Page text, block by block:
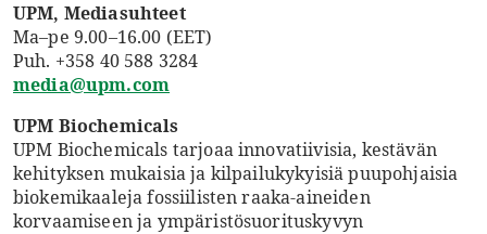
UPM, Mediasuhteet
Ma–pe 9.00–16.00 (EET)
Puh. +358 40 588 3284
media@upm.com
UPM Biochemicals
UPM Biochemicals tarjoaa innovatiivisia, kestävän
kehityksen mukaisia ja kilpailukykyisiä puupohjaisia
biokemikaaleja fossiilisten raaka-aineiden
korvaamiseen ja ympäristösuorituskyvyn